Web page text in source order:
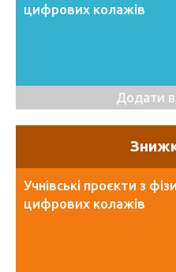
цифрових колажів
Додати в
Учнівські проєкти з
цифрових колажів